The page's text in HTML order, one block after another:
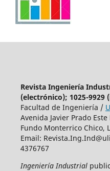
Revista Ingeniería
(electrónico); 1025-9929
Facultad de Ingeniería /
Avenida Javier Prado
Fundo Monterrico Chico,
Email:
4376767
Ingeniería Industrial